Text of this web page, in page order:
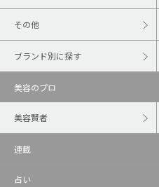
その他
ブランド別に探す
美容のプロ
美容賢者
連載
占い